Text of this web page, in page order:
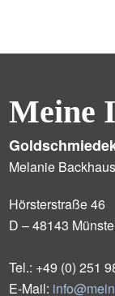
Meine
Melanie Backhaus
Hörsterstraße 46
D – 48143
Tel.: +49 (0) 251
E-Mail: